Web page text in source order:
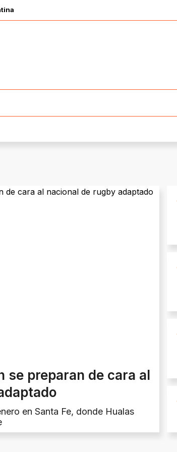
se preparan de cara al
en Santa Fe, donde Hualas